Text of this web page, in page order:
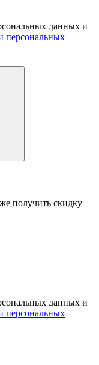
данных и
персональных
получить скидку
данных и
персональных